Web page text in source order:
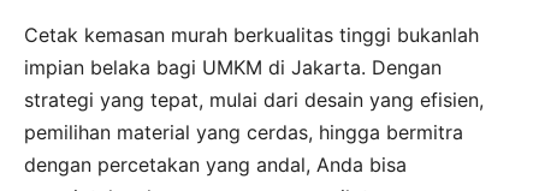
Cetak kemasan murah berkualitas tinggi bukanlah
impian belaka bagi UMKM di Jakarta. Dengan
strategi yang tepat, mulai dari desain yang efisien,
pemilihan material yang cerdas, hingga bermitra
dengan percetakan yang andal, Anda bisa